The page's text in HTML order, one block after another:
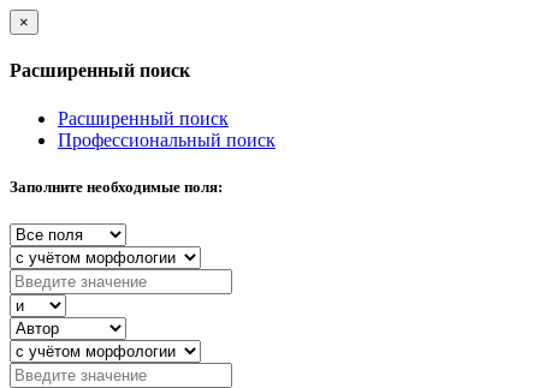
×
Расширенный поиск
Расширенный поиск
Профессиональный поиск
Заполните необходимые поля: